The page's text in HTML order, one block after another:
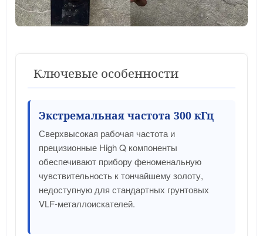
Ключевые особенности
Экстремальная частота 300 кГц
Сверхвысокая рабочая частота и
прецизионные High Q компоненты
обеспечивают прибору феноменальную
чувствительность к тончайшему золоту,
недоступную для стандартных грунтовых
VLF-металлоискателей.